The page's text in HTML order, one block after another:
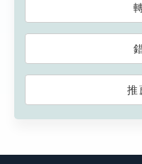
推